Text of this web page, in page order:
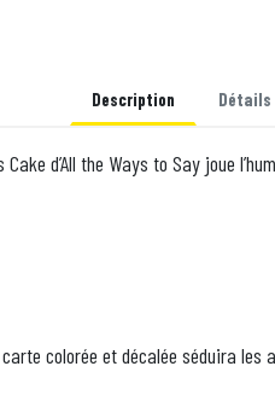
Description Détails
d’All the Ways to Say joue
colorée et décalée séduira